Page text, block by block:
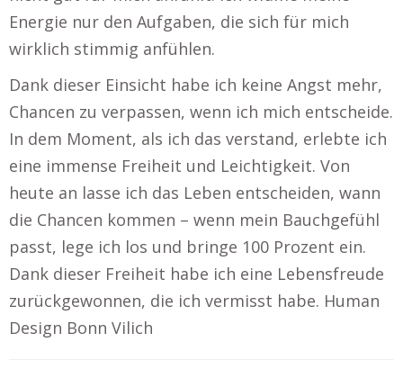
Energie nur den Aufgaben, die sich für mich
wirklich stimmig anfühlen.
Dank dieser Einsicht habe ich keine Angst mehr,
Chancen zu verpassen, wenn ich mich entscheide.
In dem Moment, als ich das verstand, erlebte ich
eine immense Freiheit und Leichtigkeit. Von
heute an lasse ich das Leben entscheiden, wann
die Chancen kommen – wenn mein Bauchgefühl
passt, lege ich los und bringe 100 Prozent ein.
Dank dieser Freiheit habe ich eine Lebensfreude
zurückgewonnen, die ich vermisst habe. Human
Design Bonn Vilich